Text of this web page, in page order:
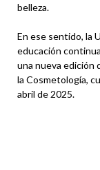
belleza.
En ese sentido, la
educación
una nueva edición
la Cosmetología,
abril de 2025.